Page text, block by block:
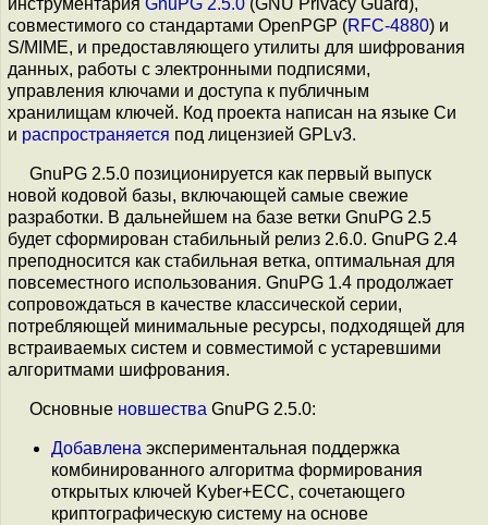
инструментария GnuPG 2.5.0 (GNU Privacy Guard),
совместимого со стандартами OpenPGP (RFC-4880) и
S/MIME, и предоставляющего утилиты для шифрования
данных, работы с электронными подписями,
управления ключами и доступа к публичным
хранилищам ключей. Код проекта написан на языке Си
и распространяется под лицензией GPLv3.
GnuPG 2.5.0 позиционируется как первый выпуск
новой кодовой базы, включающей самые свежие
разработки. В дальнейшем на базе ветки GnuPG 2.5
будет сформирован стабильный релиз 2.6.0. GnuPG 2.4
преподносится как стабильная ветка, оптимальная для
повсеместного использования. GnuPG 1.4 продолжает
сопровождаться в качестве классической серии,
потребляющей минимальные ресурсы, подходящей для
встраиваемых систем и совместимой с устаревшими
алгоритмами шифрования.
Основные новшества GnuPG 2.5.0:
Добавлена экспериментальная поддержка
комбинированного алгоритма формирования
открытых ключей Kyber+ECC, сочетающего
криптографическую систему на основе